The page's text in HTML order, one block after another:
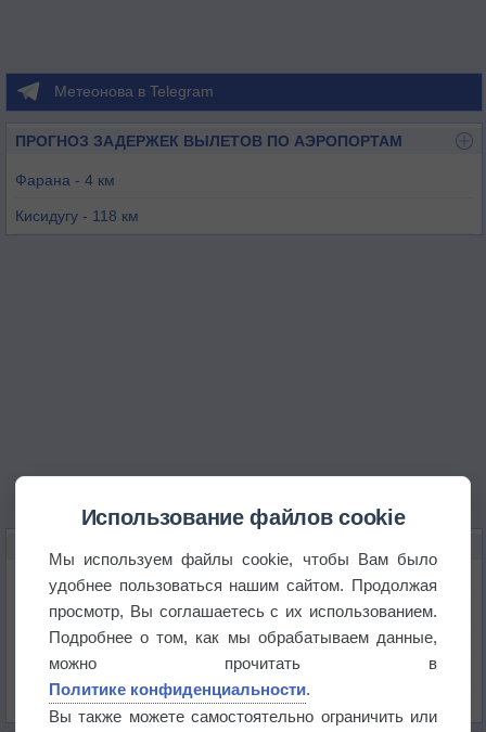
Метеонова в Telegram
ПРОГНОЗ ЗАДЕРЖЕК ВЫЛЕТОВ ПО АЭРОПОРТАМ
Фарана - 4 км
Кисидугу - 118 км
Температура
Давление
Осадки
Облачность
Список всех карт
Использование файлов cookie
Мы используем файлы cookie, чтобы Вам было
удобнее пользоваться нашим сайтом. Продолжая
просмотр, Вы соглашаетесь с их использованием.
Подробнее о том, как мы обрабатываем данные,
можно прочитать в
Политике конфиденциальности.
Вы также можете самостоятельно ограничить или